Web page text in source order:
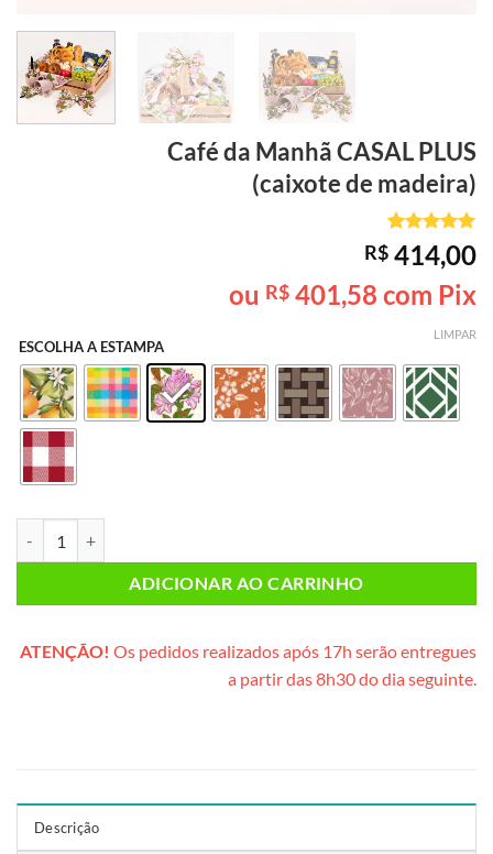
Café da ManhãCASAL PLUS
(caixote de madeira)
Avaliado
como5de
5, com
baseado em
3
de clientes
R$ 414,00
ou R$ 401,58 com Pix
ESCOLHA A ESTAMPA
LIMPAR
ADICIONAR AO CARRINHO
ATENÇÃO! Os pedidos realizados após 17h serão entregues
a partir das 8h30 do dia seguinte.
Descrição